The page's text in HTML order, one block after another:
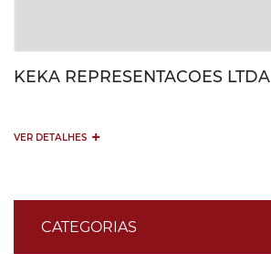
CATEGORIAS
KEKA REPRESENTACOES LTDA
VER DETALHES +